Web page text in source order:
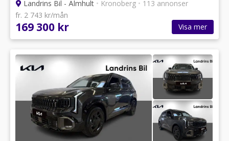
Landrins Bil - Älmhult • Kronoberg • 113 annonser
fr. 2 743 kr/mån
169 300 kr Visa mer